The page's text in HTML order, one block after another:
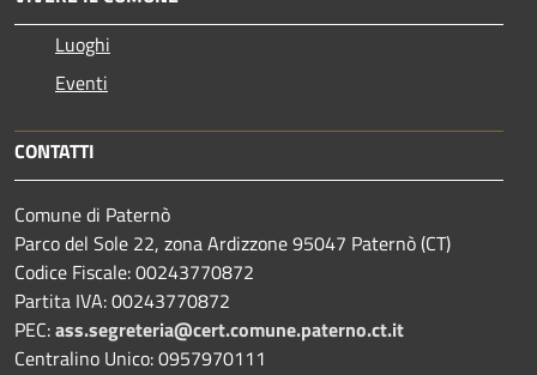
Luoghi
Eventi
CONTATTI
Comune di Paternò
Parco del Sole 22, zona Ardizzone 95047 Paternò (CT)
Codice Fiscale: 00243770872
Partita IVA: 00243770872
PEC:ass.segreteria@cert.comune.paterno.ct.it
Centralino Unico: 0957970111